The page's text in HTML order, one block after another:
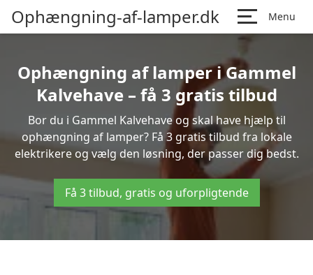
Ophængning-af-lamper.dk Menu
Ophængning af lamper i Gammel
Kalvehave – få 3 gratis tilbud
Bor du i Gammel Kalvehave og skal have hjælp til
ophængning af lamper? Få 3 gratis tilbud fra lokale
elektrikere og vælg den løsning, der passer dig bedst.
Få 3 tilbud, gratis og uforpligtende